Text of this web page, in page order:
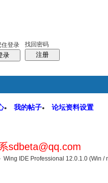
住登录
录
找回密码
注册
我的帖子 论坛资料设置
sdbeta@qq.com
Wing IDE Professional 12.0.1.0 (Win /